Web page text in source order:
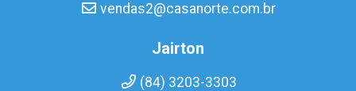
vendas2@casanorte.com.br
Jairton
(84) 3203-3303